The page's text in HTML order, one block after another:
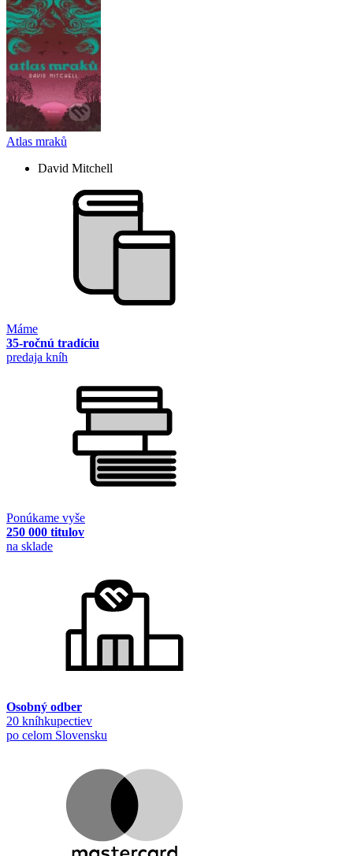
Atlas mraků
David Mitchell
Máme
35-ročnú tradíciu
predaja kníh
Ponúkame vyše
250 000 titulov
na sklade
Osobný odber
20 kníhkupectiev
po celom Slovensku